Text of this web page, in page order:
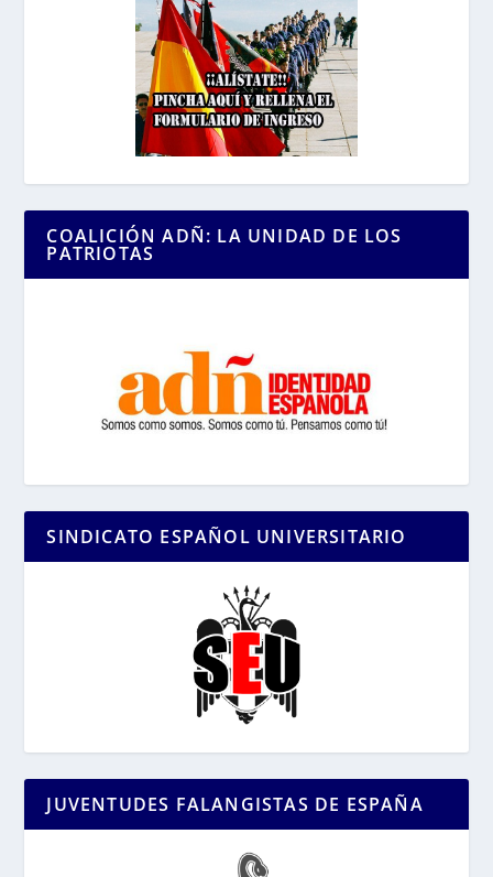
COALICIÓN ADÑ: LA UNIDAD DE LOS
PATRIOTAS
SINDICATO ESPAÑOL UNIVERSITARIO
JUVENTUDES FALANGISTAS DE ESPAÑA